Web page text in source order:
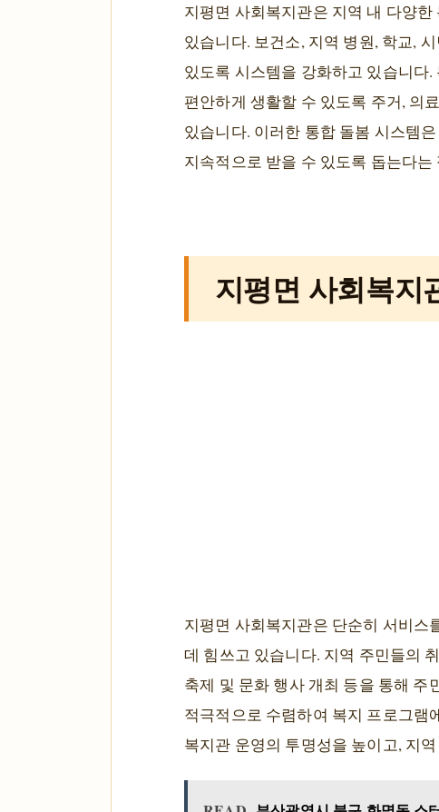
지평면 사회복지관은 지역 내 다양
있습니다. 보건소, 지역 병원, 학교,
있도록 시스템을 강화하고 있습니다
편안하게 생활할 수 있도록 주거, 의
있습니다. 이러한 통합 돌봄 시스템
지속적으로 받을 수 있도록 돕는다
지평면 사회복지
지평면 사회복지관은 단순히 서비스
데 힘쓰고 있습니다. 지역 주민들의
축제 및 문화 행사 개최 등을 통해 주
적극적으로 수렴하여 복지 프로그램
복지관 운영의 투명성을 높이고, 지